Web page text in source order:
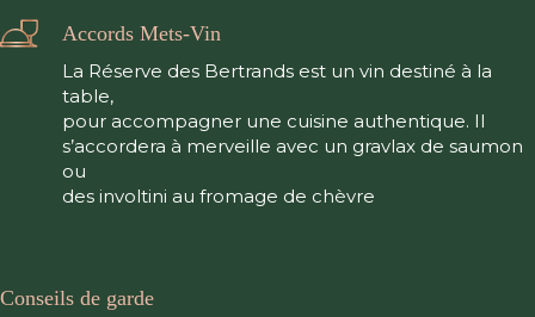
Accords Mets-Vin
La Réserve des Bertrands est un vin destiné à la
table,
pour accompagner une cuisine authentique. Il
s’accordera à merveille avec un gravlax de saumon
ou
des involtini au fromage de chèvre
Conseils de garde